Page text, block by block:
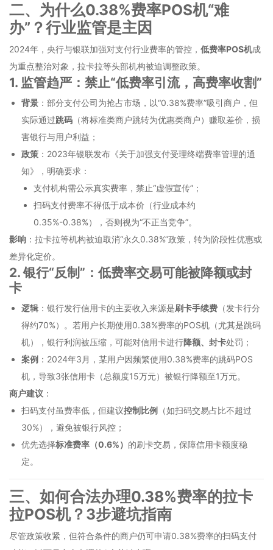
二、为什么0.38%费率POS机“难
办”？行业监管是主因
2024年，央行与银联加强对支付行业费率的管控， 低费率POS机成
为重点整治对象，拉卡拉等头部机构被迫调整政策。
1. 监管趋严：禁止“低费率引流，高费率收割”
背景 ：部分支付公司为抢占市场，以“0.38%费率”吸引商户，但
实际通过跳码 （将标准类商户跳转为优惠类商户）赚取差价，损
害银行与用户利益；
政策 ：2023年银联发布《关于加强支付受理终端费率管理的通
知》，明确要求：
支付机构需公示真实费率，禁止“虚假宣传”；
扫码支付费率不得低于成本价（行业成本约
0.35%-0.38%），否则视为“不正当竞争”。
影响 ：拉卡拉等机构被迫取消“永久0.38%”政策，转为阶段性优惠或
差异化定价。
2. 银行“反制”：低费率交易可能被降额或封
卡
逻辑 ：银行发行信用卡的主要收入来源是刷卡手续费 （发卡行分
得约70%）。若用户长期使用0.38%费率的POS机（尤其是跳码
机），银行利润被压缩，可能对信用卡进行降额、封卡处罚；
案例 ：2024年3月，某用户因频繁使用0.38%费率的跳码POS
机，导致3张信用卡（总额度15万元）被银行降额至1万元。
商户建议 ：
扫码支付虽费率低，但建议控制比例 （如扫码交易占比不超过
30%），避免被银行风控；
优先选择标准费率（0.6%） 的刷卡交易，保障信用卡额度稳
定。
三、如何合法办理0.38%费率的拉卡
拉POS机？3步避坑指南
尽管政策收紧，但符合条件的商户仍可申请0.38%费率的扫码支付